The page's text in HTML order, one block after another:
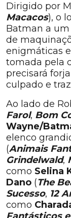
Dirigido por
Macacos), o
Batman a um
de
enigmáticas
tomada pela
precisará
culpado e
Ao lado de
Farol, Bom
Wayne/
elenco
(Animais
Grindelwald,
como Selina
Dano (The
Sucesso, 12
como